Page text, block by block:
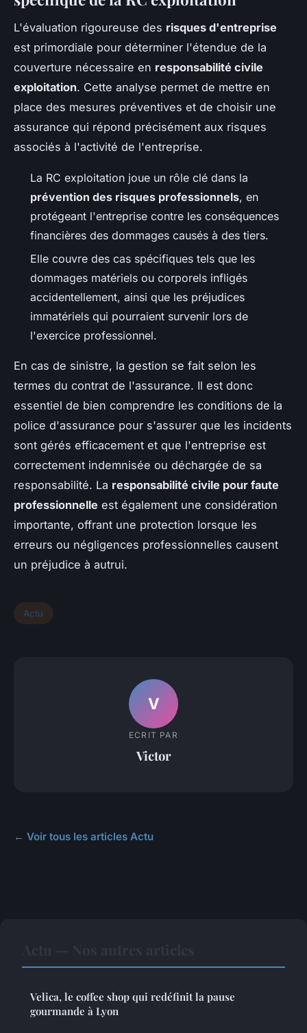
L'évaluation rigoureuse des risques d'entreprise
est primordiale pour déterminer l'étendue de la
couverture nécessaire en responsabilité civile
exploitation. Cette analyse permet de mettre en
place des mesures préventives et de choisir une
assurance qui répond précisément aux risques
associés à l'activité de l'entreprise.
La RC exploitation joue un rôle clé dans la
prévention des risques professionnels, en
protégeant l'entreprise contre les conséquences
financières des dommages causés à des tiers.
Elle couvre des cas spécifiques tels que les
dommages matériels ou corporels infligés
accidentellement, ainsi que les préjudices
immatériels qui pourraient survenir lors de
l'exercice professionnel.
En cas de sinistre, la gestion se fait selon les
termes du contrat de l'assurance. Il est donc
essentiel de bien comprendre les conditions de la
police d'assurance pour s'assurer que les incidents
sont gérés efficacement et que l'entreprise est
correctement indemnisée ou déchargée de sa
responsabilité. La responsabilité civile pour faute
professionnelle est également une considération
importante, offrant une protection lorsque les
erreurs ou négligences professionnelles causent
un préjudice à autrui.
Actu
V
ECRIT PAR
Victor
← Voir tous les articles Actu
Velica, le coffee shop qui redéfinit la pause
gourmande à Lyon